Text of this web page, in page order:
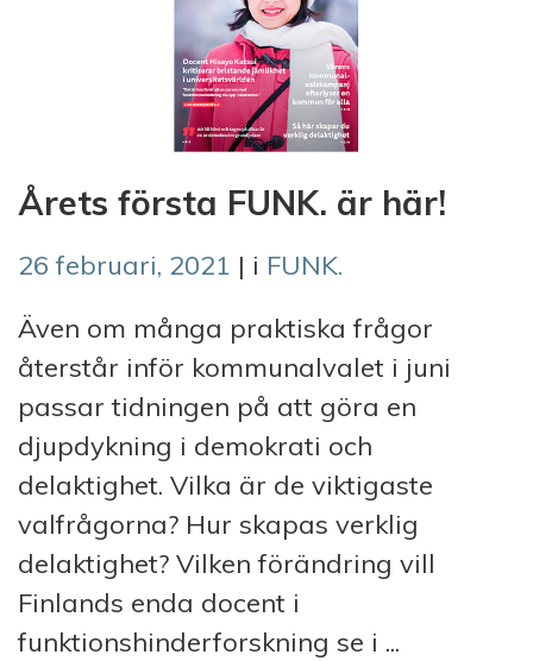
Årets första FUNK. är här!
26 februari, 2021 | i FUNK.
Även om många praktiska frågor
återstår inför kommunalvalet i juni
passar tidningen på att göra en
djupdykning i demokrati och
delaktighet. Vilka är de viktigaste
valfrågorna? Hur skapas verklig
delaktighet? Vilken förändring vill
Finlands enda docent i
funktionshinderforskning se i ...